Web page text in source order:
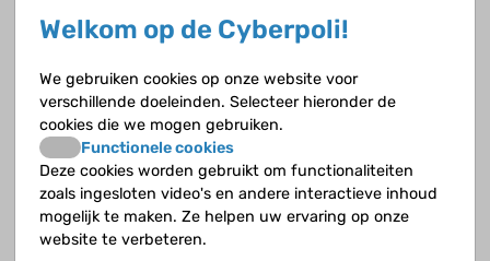
mezelf was, mijn ouders hadden de regel dat we het thuis
Wist je dat NF ook invloed heeft op het leren?
Daar kwam ik later pas achter, dat mensen vaak
leerproblemen hebben en naar het speciaal onderwijs gaan. Ik
kan me wel herinneren dat de neuroloog er versteld van stond
dat ik naar het gymnasium ging. Maar ik heb me nooit anders
gevoeld dan de rest. Mijn zussen hebben ook op die school
gezeten en daar wilde ik ook heen. Dat was mijn doel. Dat is
Welkom op de Cyberpoli!
We gebruiken cookies op onze website voor
verschillende doeleinden. Selecteer hieronder de
cookies die we mogen gebruiken.
Functionele cookies
Deze cookies worden gebruikt om functionaliteiten
zoals ingesloten video's en andere interactieve inhoud
mogelijk te maken. Ze helpen uw ervaring op onze
website te verbeteren.